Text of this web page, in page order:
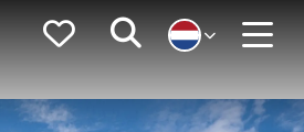
FavorietenZoeken